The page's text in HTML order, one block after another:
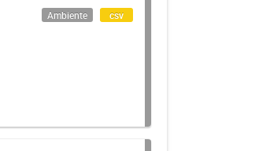
Ambiente csv